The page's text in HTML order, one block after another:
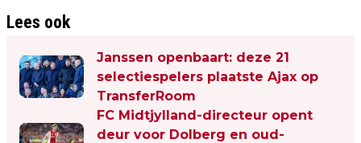
Lees ook
Janssen openbaart: deze 21
selectiespelers plaatste Ajax op
TransferRoom
FC Midtjylland-directeur opent
deur voor Dolberg en oud-